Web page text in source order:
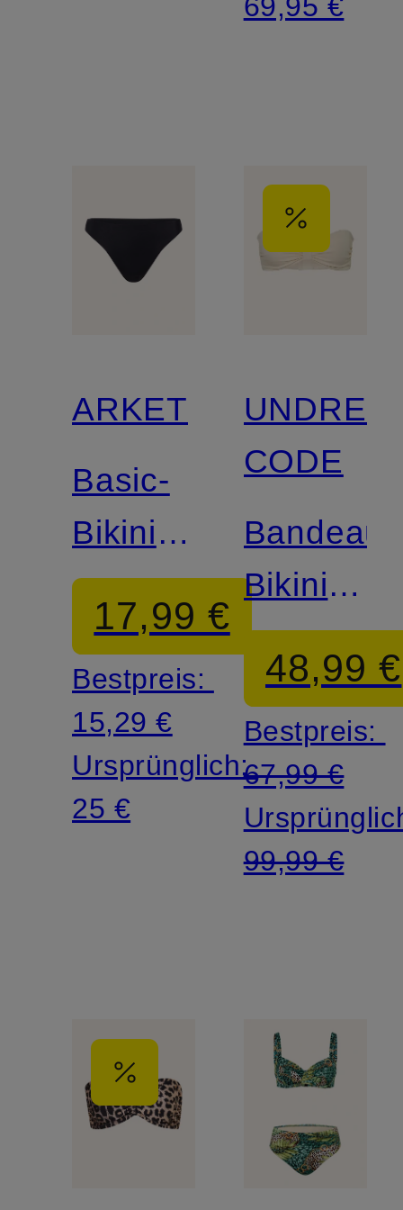
69,95 €
ARKET
Basic-
Bikini-
Hose
17,99 €
Bestpreis:
15,29 €
Ursprünglich:
25 €
CODE
Bandeau-
Bikini-
Top
48,99 €
Bestpreis:
67,99 €
99,99 €